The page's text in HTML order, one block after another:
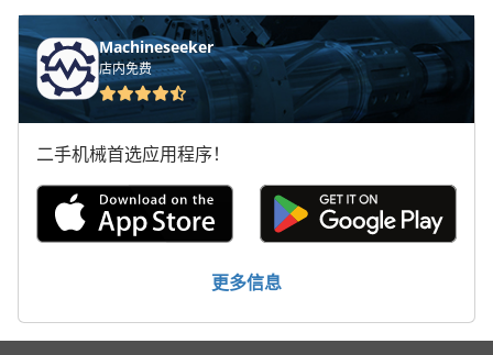
Machineseeker
店内免费
二手机械首选应用程序！
更多信息